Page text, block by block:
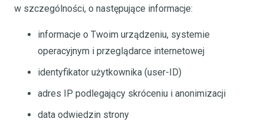
w szczególności, o następujące informacje:
informacje o Twoim urządzeniu, systemie
operacyjnym i przeglądarce internetowej
identyfikator użytkownika (user-ID)
adres IP podlegający skróceniu i anonimizacji
data odwiedzin strony